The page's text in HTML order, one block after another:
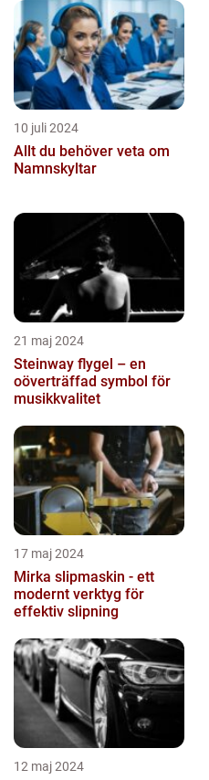
10 juli 2024
Allt du behöver veta om
Namnskyltar
21 maj 2024
Steinway flygel – en
oöverträffad symbol för
musikkvalitet
17 maj 2024
Mirka slipmaskin - ett
modernt verktyg för
effektiv slipning
12 maj 2024